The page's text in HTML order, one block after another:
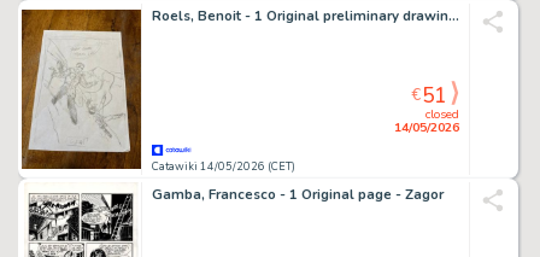
Roels, Benoit - 1 Original preliminary drawing - Bleu lézard T2 - Poings liés - 1999
Catawiki 14/05/2026 (CET)
closed
14/05/2026
€51
Gamba, Francesco - 1 Original page - Zagor